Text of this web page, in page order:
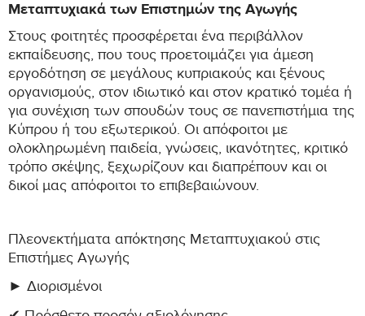
Μεταπτυχιακά των Επιστημών της Αγωγής
Στους φοιτητές προσφέρεται ένα περιβάλλον
εκπαίδευσης, που τους προετοιμάζει για άμεση
εργοδότηση σε μεγάλους κυπριακούς και ξένους
οργανισμούς, στον ιδιωτικό και στον κρατικό τομέα ή
για συνέχιση των σπουδών τους σε πανεπιστήμια της
Κύπρου ή του εξωτερικού. Οι απόφοιτοι με
ολοκληρωμένη παιδεία, γνώσεις, ικανότητες, κριτικό
τρόπο σκέψης, ξεχωρίζουν και διαπρέπουν και οι
δικοί μας απόφοιτοι το επιβεβαιώνουν.
Πλεονεκτήματα απόκτησης Μεταπτυχιακού στις
Επιστήμες Αγωγής
► Διορισμένοι